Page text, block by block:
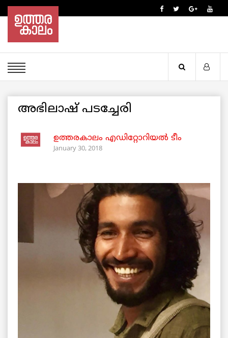
അഭിലാഷ് പടച്ചേരി
ഉത്തരകാലം എഡിറ്റോറിയല്‍ ടീം
January 30, 2018